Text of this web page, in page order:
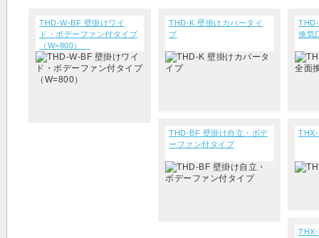
THD-W-BF 壁掛けワイ
ド・ボデーファン付タイプ
（W=800）
THD-K 壁掛けカバータイ
プ
換気
THD-BF 壁掛け自立・ボデ
ーファン付タイプ